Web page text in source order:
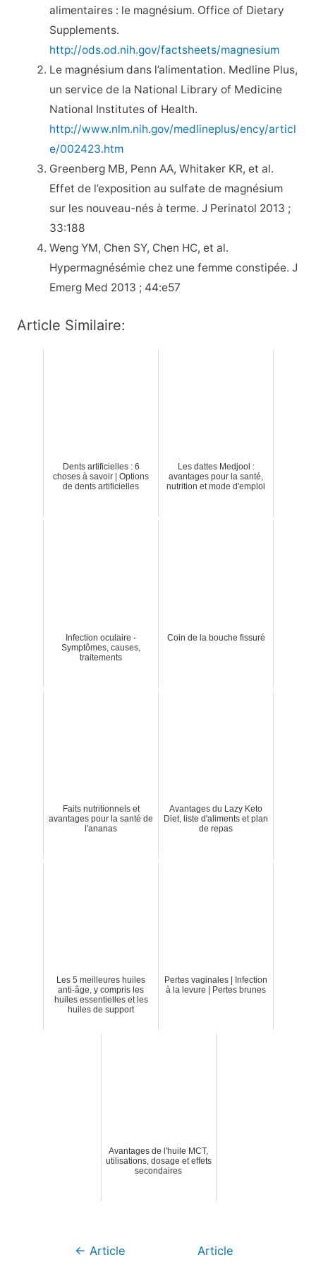
alimentaires : le magnésium. Office of Dietary
Supplements.
http://ods.od.nih.gov/factsheets/magnesium
Le magnésium dans l’alimentation. Medline Plus,
un service de la National Library of Medicine
National Institutes of Health.
http://www.nlm.nih.gov/medlineplus/ency/articl
e/002423.htm
Greenberg MB, Penn AA, Whitaker KR, et al.
Effet de l’exposition au sulfate de magnésium
sur les nouveau-nés à terme. J Perinatol 2013 ;
33:188
Weng YM, Chen SY, Chen HC, et al.
Hypermagnésémie chez une femme constipée. J
Emerg Med 2013 ; 44:e57
Article Similaire:
Dents artificielles : 6
choses à savoir | Options
de dents artificielles
Les dattes Medjool :
avantages pour la santé,
nutrition et mode d'emploi
Infection oculaire -
Symptômes, causes,
traitements
Coin de la bouche fissuré
Faits nutritionnels et
avantages pour la santé de
l'ananas
Avantages du Lazy Keto
Diet, liste d'aliments et plan
de repas
Les 5 meilleures huiles
anti-âge, y compris les
huiles essentielles et les
huiles de support
Pertes vaginales | Infection
à la levure | Pertes brunes
Avantages de l'huile MCT,
utilisations, dosage et effets
secondaires
Navigation
← Article
Article